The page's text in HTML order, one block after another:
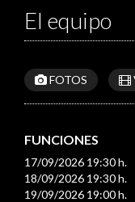
El equipo
FOTOS
FUNCIONES
17/09/2026 19:30 h.
18/09/2026 19:30 h.
19/09/2026 19:00 h.